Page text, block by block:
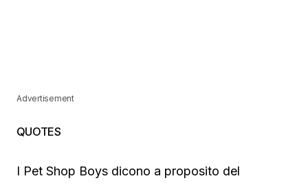
Advertisement
QUOTES
I Pet Shop Boys dicono a proposito del